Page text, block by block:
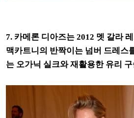
7. 카메론 디아즈는 2012 멧 갈라
맥카트니의 반짝이는 넘버 드레스
는 오가닉 실크와 재활용한 유리